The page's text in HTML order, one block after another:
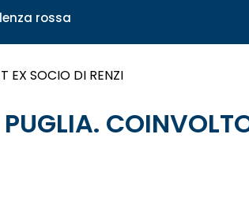
rossa
EX SOCIO DI RENZI